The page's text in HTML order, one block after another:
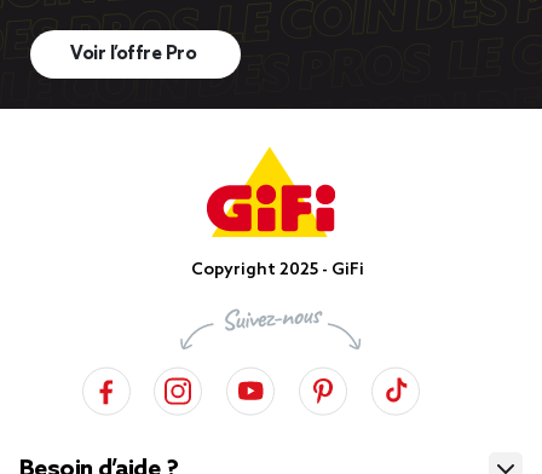
Voir l’offre Pro
Copyright 2025 - GiFi